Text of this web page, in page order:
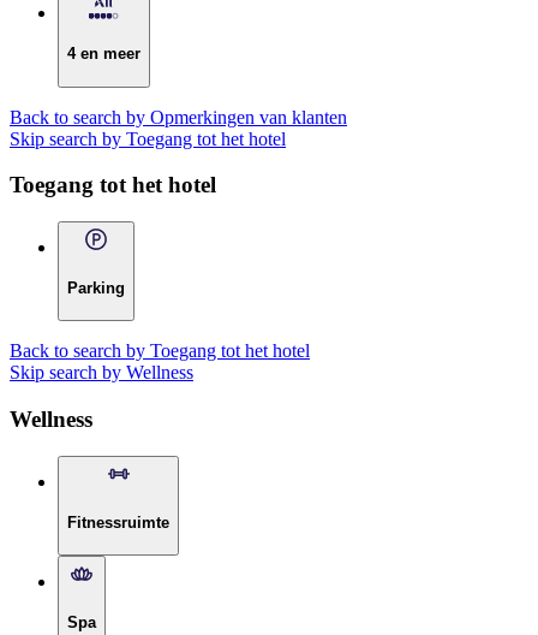
4 en meer
Back to search by Opmerkingen van klanten
Skip search by Toegang tot het hotel
Toegang tot het hotel
Parking
Back to search by Toegang tot het hotel
Skip search by Wellness
Wellness
Fitnessruimte
Spa